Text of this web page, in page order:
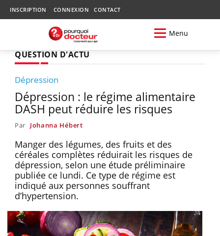
INSCRIPTION CONNEXION CONTACT
Menu
QUESTION D'ACTU
Dépression
Dépression : le régime alimentaire
DASH peut réduire les risques
Par Johanna Hébert
Manger des légumes, des fruits et des
céréales complètes réduirait les risques de
dépression, selon une étude préliminaire
publiée ce lundi. Ce type de régime est
indiqué aux personnes souffrant
d’hypertension.